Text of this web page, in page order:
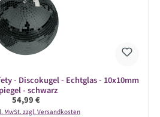
- Discokugel - Echtglas - 10x10mm
- schwarz
Regulärer Preis:
54,99 €
MwSt. zzgl. Versandkosten